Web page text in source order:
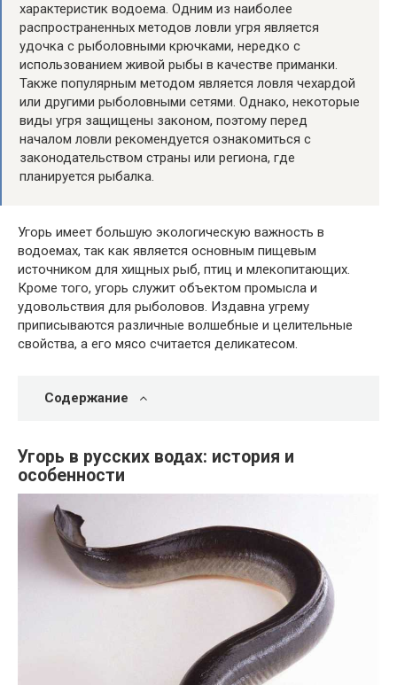
характеристик водоема. Одним из наиболее
распространенных методов ловли угря является
удочка с рыболовными крючками, нередко с
использованием живой рыбы в качестве приманки.
Также популярным методом является ловля чехардой
или другими рыболовными сетями. Однако, некоторые
виды угря защищены законом, поэтому перед
началом ловли рекомендуется ознакомиться с
законодательством страны или региона, где
планируется рыбалка.
Угорь имеет большую экологическую важность в
водоемах, так как является основным пищевым
источником для хищных рыб, птиц и млекопитающих.
Кроме того, угорь служит объектом промысла и
удовольствия для рыболовов. Издавна угрему
приписываются различные волшебные и целительные
свойства, а его мясо считается деликатесом.
Содержание
Угорь в русских водах: история и
особенности